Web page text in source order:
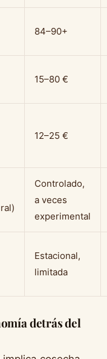
84–90+
15–80 €
12–25 €
Controlado,
a veces
experimental
Estacional,
limitada
detrás del